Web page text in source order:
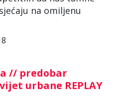
na omiljenu
// predobar
urbane REPLAY